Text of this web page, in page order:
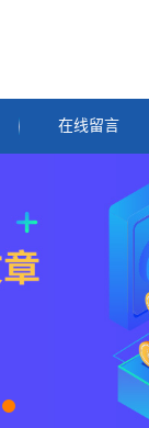
在线留言